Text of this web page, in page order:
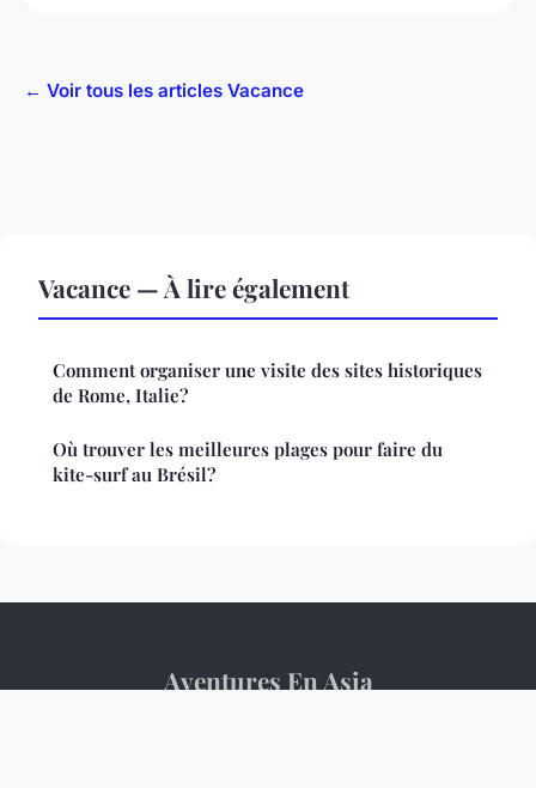
← Voir tous les articles Vacance
Vacance — À lire également
Comment organiser une visite des sites historiques
de Rome, Italie?
Où trouver les meilleures plages pour faire du
kite-surf au Brésil?
Aventures En Asia